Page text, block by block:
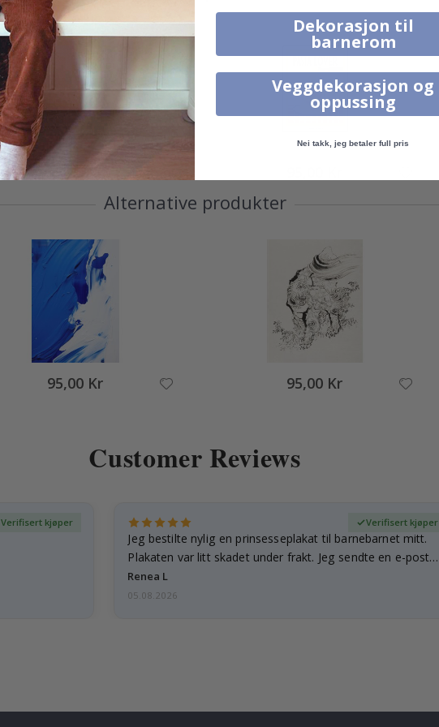
95,00 Kr
Alternative produkter
95,00 Kr 95,00 Kr
Customer Reviews
Verifisert kjøper
Jeg bestilte nylig en prinsesseplakat til barnebarnet mitt.
Plakaten var litt skadet under frakt. Jeg sendte en e-post…
Renea L
Verifisert kjøper
05.08.2026
Dekorasjon til
barnerom
Veggdekorasjon og
oppussing
Nei takk, jeg betaler full pris